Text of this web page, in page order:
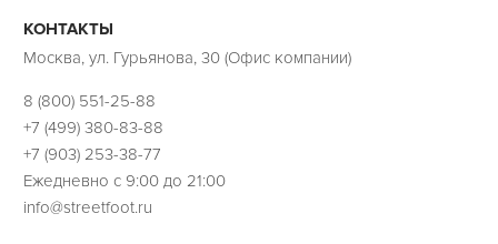
КОНТАКТЫ
Москва, ул. Гурьянова, 30 (Офис компании)
8 (800) 551-25-88
+7 (499) 380-83-88
+7 (903) 253-38-77
Ежедневно с 9:00 до 21:00
info@streetfoot.ru